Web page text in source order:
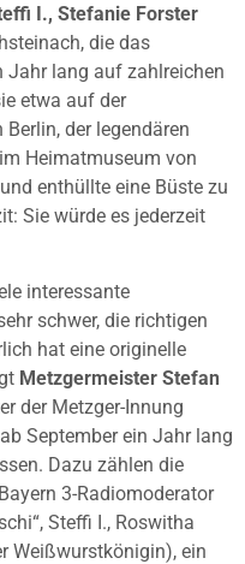
I., Stefanie Forster
die das
Jahr lang auf zahlreichen
etwa auf der
Berlin, der legendären
Heimatmuseum von
enthüllte eine Büste zu
Sie würde es jederzeit
interessante
schwer, die richtigen
hat eine originelle
Metzgermeister Stefan
der Metzger-Innung
ab September ein Jahr lang
Dazu zählen die
3-Radiomoderator
Steffi I., Roswitha
Weißwurstkönigin), ein